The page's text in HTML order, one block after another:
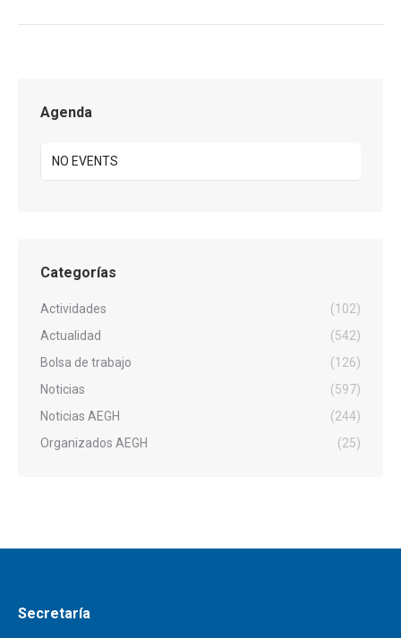
Agenda
NO EVENTS
Categorías
Actividades
(102)
Actualidad
(542)
Bolsa de trabajo
(126)
Noticias
(597)
Noticias AEGH
(244)
Organizados AEGH
(25)
Secretaría